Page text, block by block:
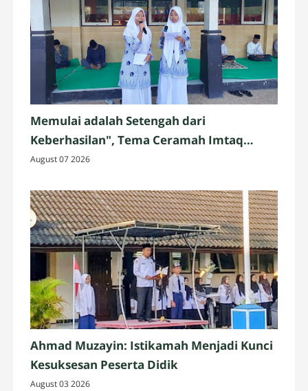
Memulai adalah Setengah dari
Keberhasilan", Tema Ceramah Imtaq
Jumat oleh Siswa Kelas IX.3
August 07 2026
Ahmad Muzayin: Istikamah Menjadi Kunci
Kesuksesan Peserta Didik
August 03 2026